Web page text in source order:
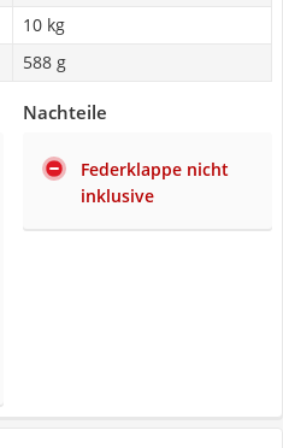
10 kg
588 g
Nachteile
Federklappe nicht
inklusive